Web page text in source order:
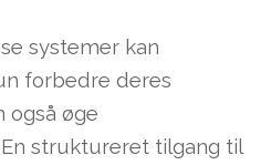
systemer kan
forbedre deres
også øge
struktureret tilgang til